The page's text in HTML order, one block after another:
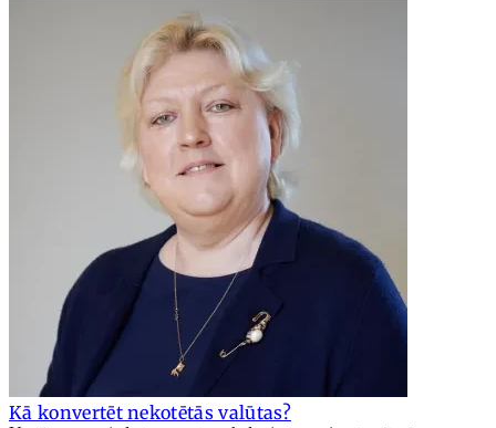
Kā konvertēt nekotētās valūtas?